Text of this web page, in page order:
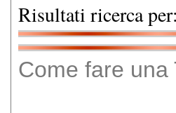
Risultati ricerca per:
Come fare